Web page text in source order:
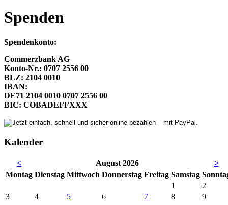
Spenden
Spendenkonto:
Commerzbank AG
Konto-Nr.: 0707 2556 00
BLZ: 2104 0010
IBAN:
DE71 2104 0010 0707 2556 00
BIC: COBADEFFXXX
Kalender
< August 2026
>
Montag Dienstag Mittwoch Donnerstag Freitag Samstag So
1
2
3
4 5 6 7 8
9